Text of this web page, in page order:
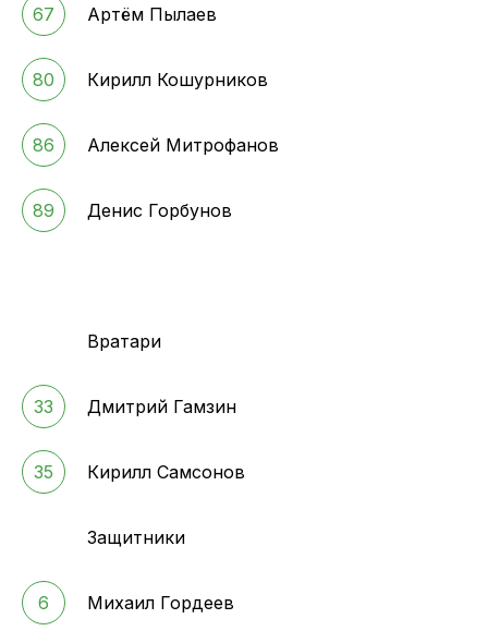
67 Артём Пылаев
80 Кирилл Кошурников
86 Алексей Митрофанов
89 Денис Горбунов
Вратари
33 Дмитрий Гамзин
35 Кирилл Самсонов
Защитники
6 Михаил Гордеев